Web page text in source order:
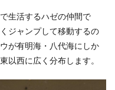
生活するハゼの仲間で
ジャンプして移動するの
が有明海・八代海にしか
以西に広く分布します。